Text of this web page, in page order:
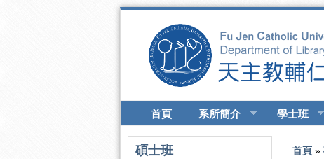
首頁 系所簡介 學士班
碩士班 您在
首頁 »